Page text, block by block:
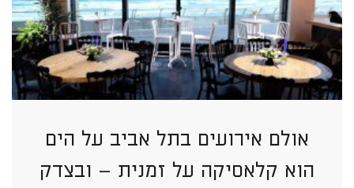
אולם אירועים בתל אביב על הים
הוא קלאסיקה על זמנית – ובצדק